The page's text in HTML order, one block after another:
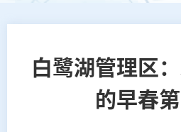
白鹭湖管理区
的早春